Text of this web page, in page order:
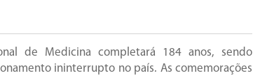
de Medicina completará 184 anos, sendo
ininterrupto no país. As comemorações